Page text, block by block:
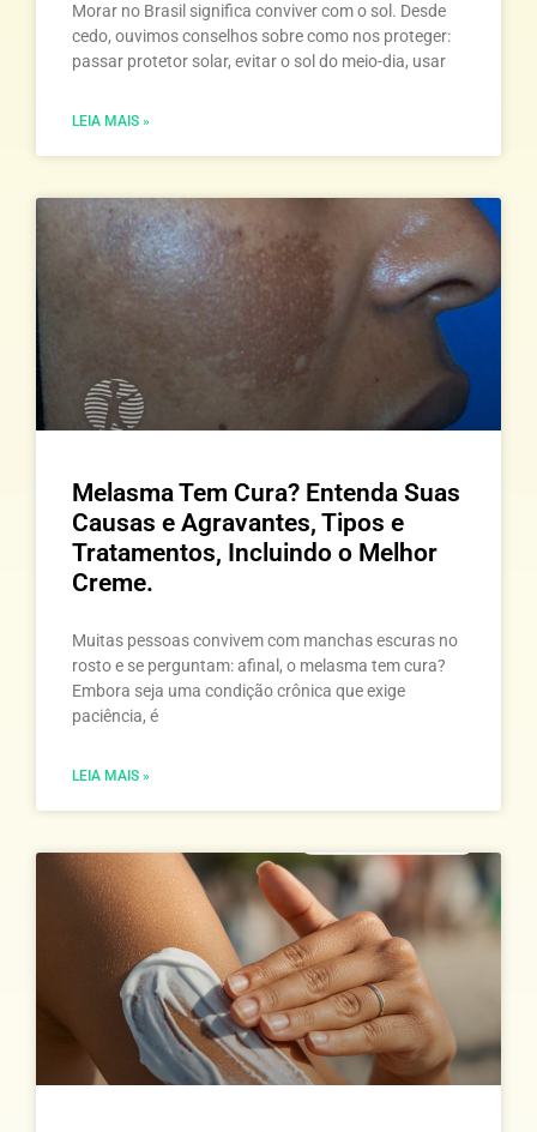
Morar no Brasil significa conviver com o sol. Desde
cedo, ouvimos conselhos sobre como nos proteger:
passar protetor solar, evitar o sol do meio-dia, usar
LEIA MAIS »
Melasma Tem Cura? Entenda Suas
Causas e Agravantes, Tipos e
Tratamentos, Incluindo o Melhor
Creme.
Muitas pessoas convivem com manchas escuras no
rosto e se perguntam: afinal, o melasma tem cura?
Embora seja uma condição crônica que exige
paciência, é
LEIA MAIS »